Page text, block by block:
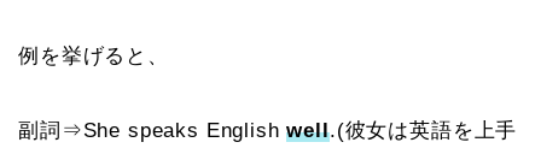
例を挙げると、
副詞⇒She speaks Englishwell.(彼女は英語を上手